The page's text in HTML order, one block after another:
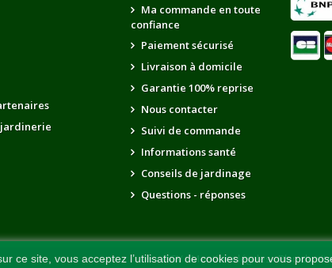
Ma commande en toute
confiance
Paiement sécurisé
Livraison à domicile
Garantie 100% reprise
Nous contacter
Suivi de commande
Informations santé
Conseils de jardinage
Questions - réponses
ce site, vous acceptez l’utilisation de cookies pour vous
CGV -Mentions légales-Plan du site